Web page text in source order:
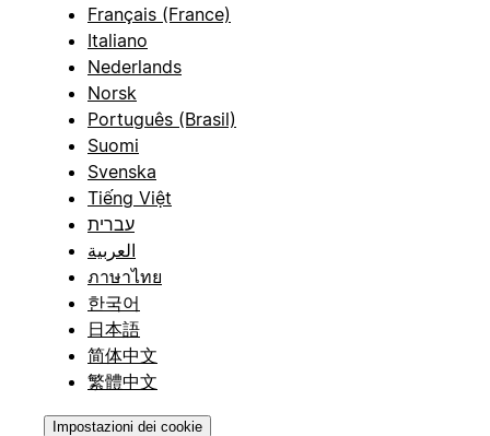
Français (France)
Italiano
Nederlands
Norsk
Português (Brasil)
Suomi
Svenska
Tiếng Việt
עברית
العربية
ภาษาไทย
한국어
日本語
简体中文
繁體中文
Impostazioni dei cookie